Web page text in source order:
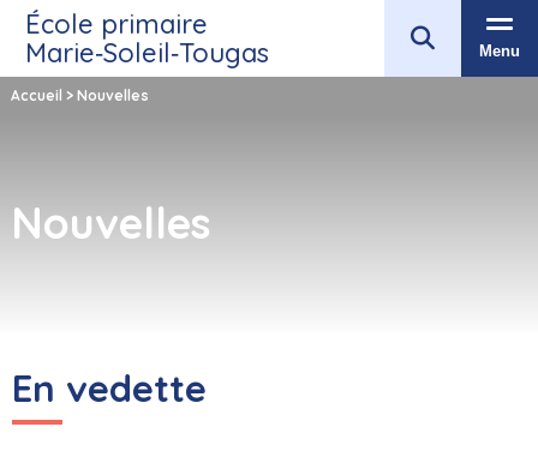
École primaire
Marie‑Soleil‑Tougas
Menu
Accueil > Nouvelles
Nouvelles
En vedette